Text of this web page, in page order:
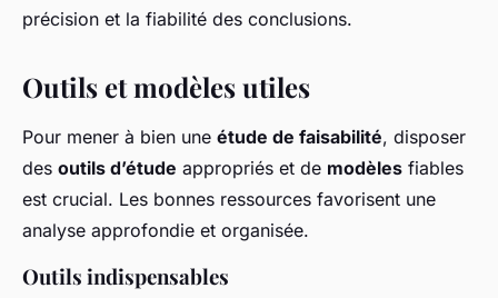
précision et la fiabilité des conclusions.
Outils et modèles utiles
Pour mener à bien une étude de faisabilité, disposer
des outils d’étude appropriés et de modèles fiables
est crucial. Les bonnes ressources favorisent une
analyse approfondie et organisée.
Outils indispensables